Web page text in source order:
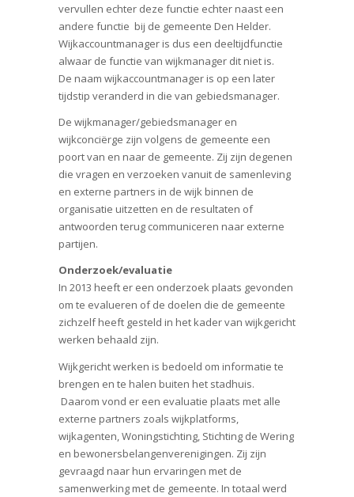
vervullen echter deze functie echter naast een
andere functie bij de gemeente Den Helder.
Wijkaccountmanager is dus een deeltijdfunctie
alwaar de functie van wijkmanager dit niet is.
De naam wijkaccountmanager is op een later
tijdstip veranderd in die van gebiedsmanager.
De wijkmanager/gebiedsmanager en
wijkconciërge zijn volgens de gemeente een
poort van en naar de gemeente. Zij zijn degenen
die vragen en verzoeken vanuit de samenleving
en externe partners in de wijk binnen de
organisatie uitzetten en de resultaten of
antwoorden terug communiceren naar externe
partijen.
Onderzoek/evaluatie
In 2013 heeft er een onderzoek plaats gevonden
om te evalueren of de doelen die de gemeente
zichzelf heeft gesteld in het kader van wijkgericht
werken behaald zijn.
Wijkgericht werken is bedoeld om informatie te
brengen en te halen buiten het stadhuis.
Daarom vond er een evaluatie plaats met alle
externe partners zoals wijkplatforms,
wijkagenten, Woningstichting, Stichting de Wering
en bewonersbelangenverenigingen. Zij zijn
gevraagd naar hun ervaringen met de
samenwerking met de gemeente. In totaal werd